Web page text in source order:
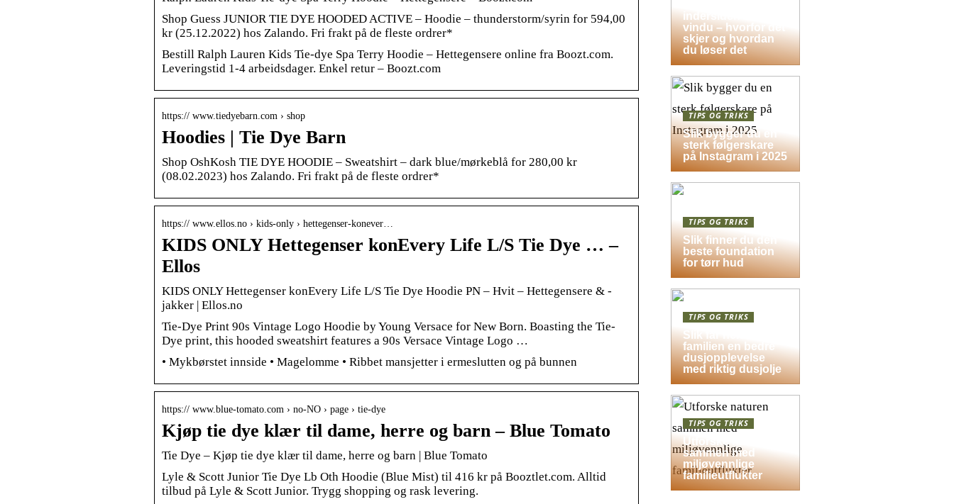
Shop Guess JUNIOR TIE DYE HOODED ACTIVE – Hoodie – thunderstorm/syrin for 594,00
kr (25.12.2022) hos Zalando. Fri frakt på de fleste ordrer*
Bestill Ralph Lauren Kids Tie-dye Spa Terry Hoodie – Hettegensere online fra Boozt.com.
Leveringstid 1-4 arbeidsdager. Enkel retur – Boozt.com
https:// www.tiedyebarn.com › shop
Hoodies | Tie Dye Barn
Shop OshKosh TIE DYE HOODIE – Sweatshirt – dark blue/mørkeblå for 280,00 kr
(08.02.2023) hos Zalando. Fri frakt på de fleste ordrer*
https:// www.ellos.no › kids-only › hettegenser-konever…
KIDS ONLY Hettegenser konEvery Life L/S Tie Dye … –
Ellos
KIDS ONLY Hettegenser konEvery Life L/S Tie Dye Hoodie PN – Hvit – Hettegensere & -
jakker | Ellos.no
Tie-Dye Print 90s Vintage Logo Hoodie by Young Versace for New Born. Boasting the Tie-
Dye print, this hooded sweatshirt features a 90s Versace Vintage Logo …
• Mykbørstet innside • Magelomme • Ribbet mansjetter i ermeslutten og på bunnen
https:// www.blue-tomato.com › no-NO › page › tie-dye
Kjøp tie dye klær til dame, herre og barn – Blue Tomato
Tie Dye – Kjøp tie dye klær til dame, herre og barn | Blue Tomato
Lyle & Scott Junior Tie Dye Lb Oth Hoodie (Blue Mist) til 416 kr på Booztlet.com. Alltid
tilbud på Lyle & Scott Junior. Trygg shopping og rask levering.
indersiden av
vindu – hvorfor det
skjer og hvordan
du løser det
TIPS OG TRIKS
Slik bygger du en
sterk følgerskare
på Instagram i 2025
TIPS OG TRIKS
Slik finner du den
beste foundation
for tørr hud
TIPS OG TRIKS
Slik får hele
familien en bedre
dusjopplevelse
med riktig dusjolje
TIPS OG TRIKS
Utforske naturen
sammen med
miljøvennlige
familieutflukter